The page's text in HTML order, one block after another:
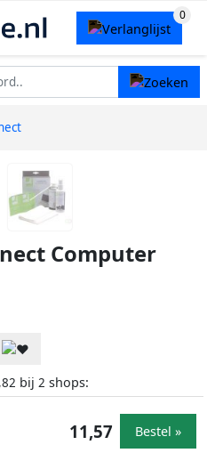
Computer
bij 2 shops:
11,57 Bestel »